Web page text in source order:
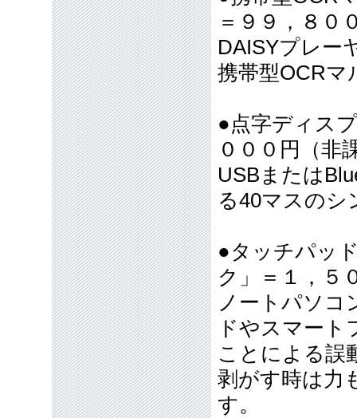
＝９９，８０
DAISYプレー
携帯型OCRマ
●点字ディス
０００円（非
USBまたは
る40マスのシ
●タッチパッ
ク」＝１，５
ノートパソコ
ドやスマー
ことによる誤
剥がす時は力
す。